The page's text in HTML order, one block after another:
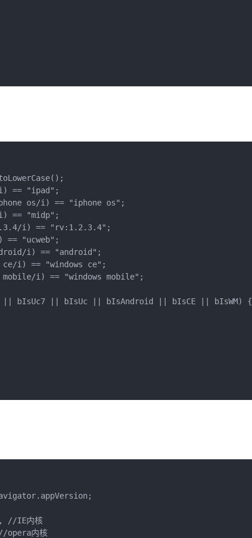
== "ipad";
os/i) == "iphone os";
== "midp";
i) == "rv:1.2.3.4";
== "ucweb";
i) == "android";
i) == "windows ce";
i) == "windows mobile";
bIsUc7 || bIsUc || bIsAndroid || bIsCE || bIsWM) {
//IE内核
opera内核